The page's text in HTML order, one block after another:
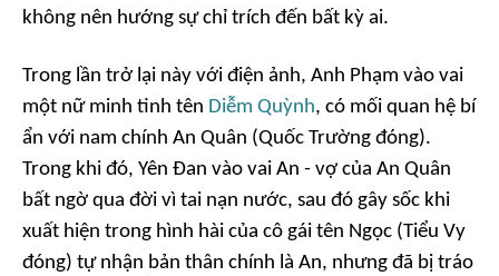
không nên hướng sự chỉ trích đến bất kỳ ai.
Trong lần trở lại này với điện ảnh, Anh Phạm vào vai
một nữ minh tinh tên Diễm Quỳnh, có mối quan hệ bí
ẩn với nam chính An Quân (Quốc Trường đóng).
Trong khi đó, Yên Đan vào vai An - vợ của An Quân
bất ngờ qua đời vì tai nạn nước, sau đó gây sốc khi
xuất hiện trong hình hài của cô gái tên Ngọc (Tiểu Vy
đóng) tự nhận bản thân chính là An, nhưng đã bị tráo